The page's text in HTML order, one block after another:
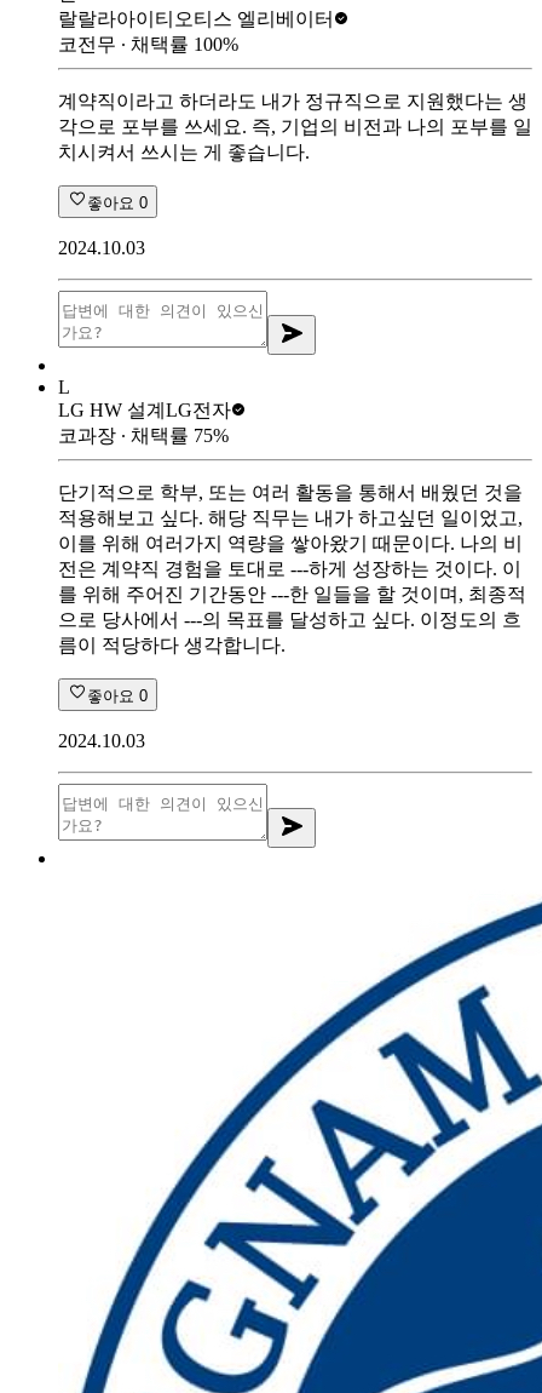
랄랄라아이티 오티스 엘리베이터
코전무 ∙ 채택률 100%
계약직이라고 하더라도 내가 정규직으로 지원했다는 생
각으로 포부를 쓰세요. 즉, 기업의 비전과 나의 포부를 일
치시켜서 쓰시는 게 좋습니다.
좋아요 0
2024.10.03
L
LG HW 설계 LG전자
코과장 ∙ 채택률 75%
단기적으로 학부, 또는 여러 활동을 통해서 배웠던 것을
적용해보고 싶다. 해당 직무는 내가 하고싶던 일이었고,
이를 위해 여러가지 역량을 쌓아왔기 때문이다. 나의 비
전은 계약직 경험을 토대로 ---하게 성장하는 것이다. 이
를 위해 주어진 기간동안 ---한 일들을 할 것이며, 최종적
으로 당사에서 ---의 목표를 달성하고 싶다. 이정도의 흐
름이 적당하다 생각합니다.
좋아요 0
2024.10.03